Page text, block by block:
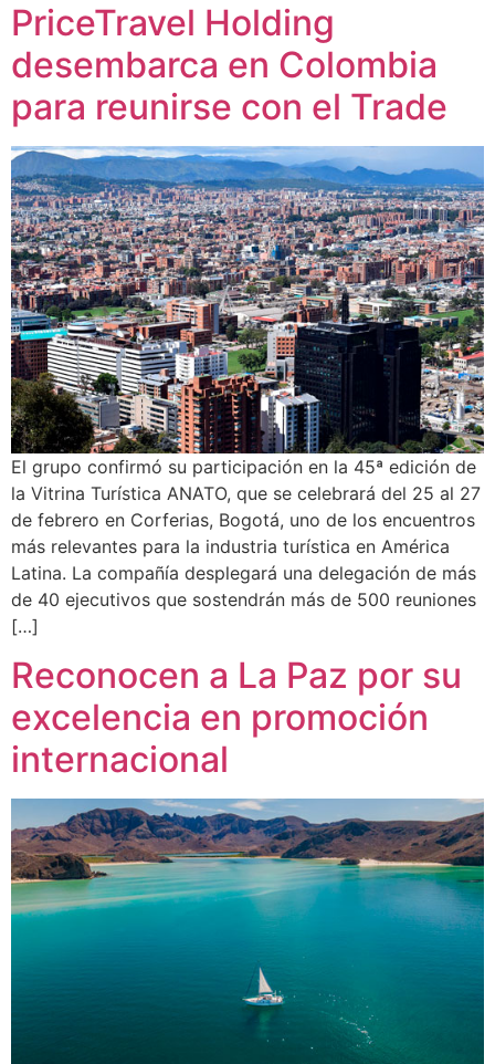
PriceTravel Holding
desembarca en Colombia
para reunirse con el Trade
El grupo confirmó su participación en la 45ª edición de
la Vitrina Turística ANATO, que se celebrará del 25 al 27
de febrero en Corferias, Bogotá, uno de los encuentros
más relevantes para la industria turística en América
Latina. La compañía desplegará una delegación de más
de 40 ejecutivos que sostendrán más de 500 reuniones
[…]
Reconocen a La Paz por su
excelencia en promoción
internacional